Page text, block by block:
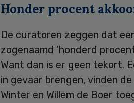
Honder procent
De curatoren zeggen dat
zogenaamd ‘honderd
Want dan is er geen tekort.
in gevaar brengen, vinden
Winter en Willem de Boer